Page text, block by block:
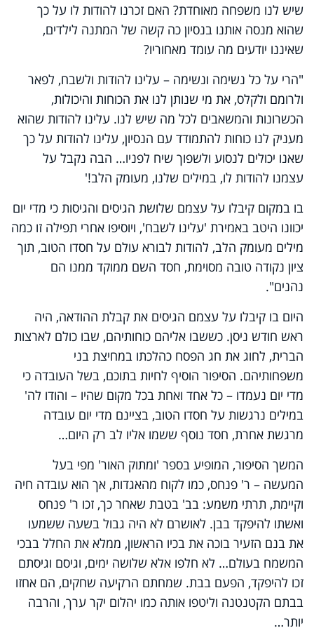
שיש לנו משפחה מאוחדת? האם זכרנו להודות לו על כך
שהוא מנסה אותנו בנסיון כה קשה של המתנה לילדים,
שאיננו יודעים מה עומד מאחוריו?
"הרי על כל נשימה ונשימה – עלינו להודות ולשבח, לפאר
ולרומם ולקלס, את מי שנותן לנו את הכוחות והיכולות,
הכשרונות והמשאבים לכל מה שיש לנו. עלינו להודות שהוא
מעניק לנו כוחות להתמודד עם הנסיון, עלינו להודות על כך
שאנו יכולים לנסוע ולשפוך שיח לפניו… הבה נקבל על
עצמנו להודות לו, במילים שלנו, מעומק הלב!'
בו במקום קיבלו על עצמם שלושת הגיסים והגיסות כי מדי יום
יכוונו היטב באמירת 'עלינו לשבח', ויוסיפו אחרי תפילה זו כמה
מילים מעומק הלב, להודות לבורא עולם על חסדו הטוב, תוך
ציון נקודה טובה מסוימת, חסד השם ממוקד ממנו הם
נהנים".
היום בו קיבלו על עצמם הגיסים את קבלת ההודאה, היה
ראש חודש ניסן. כששבו אליהם כוחותיהם, שבו כולם לארצות
הברית, לחוג את חג הפסח כהלכתו במחיצת בני
משפחותיהם. הסיפור הוסיף לחיות בתוכם, בשל העובדה כי
מדי יום נעמדו – כל אחד ואחת בכל מקום שהיו – והודו לה'
במילים נרגשות על חסדו הטוב, בציינם מדי יום עובדה
מרגשת אחרת, חסד נוסף ששמו אליו לב רק היום…
המשך הסיפור, המופיע בספר 'ומתוק האור' מפי בעל
המעשה – ר' פנחס, כמו לקוח מהאגדות, אך הוא עובדה חיה
וקיימת, תרתי משמע: בב' בטבת שאחר כך, זכו ר' פנחס
ואשתו להיפקד בבן. לאושרם לא היה גבול בשעה ששמעו
את בנם הזעיר בוכה את בכיו הראשון, ממלא את החלל בבכי
המשמח בעולם… לא חלפו אלא שלושה ימים, וגיסם וגיסתם
זכו להיפקד, הפעם בבת. שמחתם הרקיעה שחקים, הם אחזו
בבתם הקטנטנה וליטפו אותה כמו יהלום יקר ערך, והרבה
יותר…